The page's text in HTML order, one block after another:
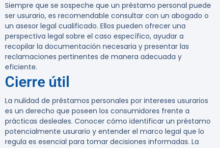
Siempre que se sospeche que un préstamo personal puede
ser usurario, es recomendable consultar con un abogado o
un asesor legal cualificado. Ellos pueden ofrecer una
perspectiva legal sobre el caso específico, ayudar a
recopilar la documentación necesaria y presentar las
reclamaciones pertinentes de manera adecuada y
eficiente.
Cierre útil
La nulidad de préstamos personales por intereses usurarios
es un derecho que poseen los consumidores frente a
prácticas desleales. Conocer cómo identificar un préstamo
potencialmente usurario y entender el marco legal que lo
regula es esencial para tomar decisiones informadas. La